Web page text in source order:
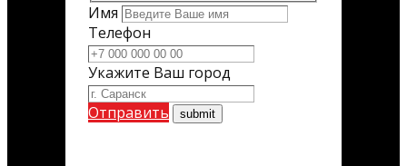
Имя
Телефон
Укажите Ваш город
Отправить